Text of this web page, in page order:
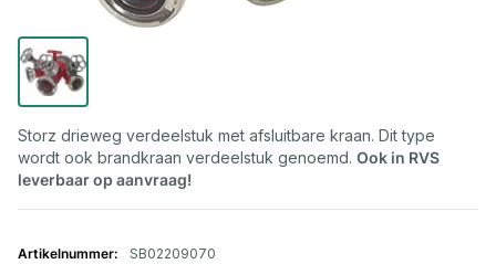
Storz drieweg verdeelstuk met afsluitbare kraan. Dit type
wordt ook brandkraan verdeelstuk genoemd. Ook in RVS
leverbaar op aanvraag!
SB02209070